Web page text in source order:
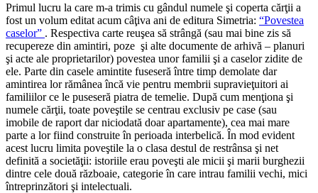
Primul lucru la care m-a trimis cu gândul numele şi coperta cărţii a
fost un volum editat acum câţiva ani de editura Simetria: “Povestea
caselor” . Respectiva carte reuşea să strângă (sau mai bine zis să
recupereze din amintiri, poze şi alte documente de arhivă – planuri
şi acte ale proprietarilor) povestea unor familii şi a caselor zidite de
ele. Parte din casele amintite fuseseră între timp demolate dar
amintirea lor rămânea încă vie pentru membrii supravieţuitori ai
familiilor ce le puseseră piatra de temelie. După cum menţiona şi
numele cărţii, toate poveştile se centrau exclusiv pe case (sau
imobile de raport dar niciodată doar apartamente), cea mai mare
parte a lor fiind construite în perioada interbelică. În mod evident
acest lucru limita poveştile la o clasa destul de restrânsa şi net
definită a societăţii: istoriile erau poveşti ale micii şi marii burghezii
dintre cele două războaie, categorie în care intrau familii vechi, mici
întreprinzători şi intelectuali.